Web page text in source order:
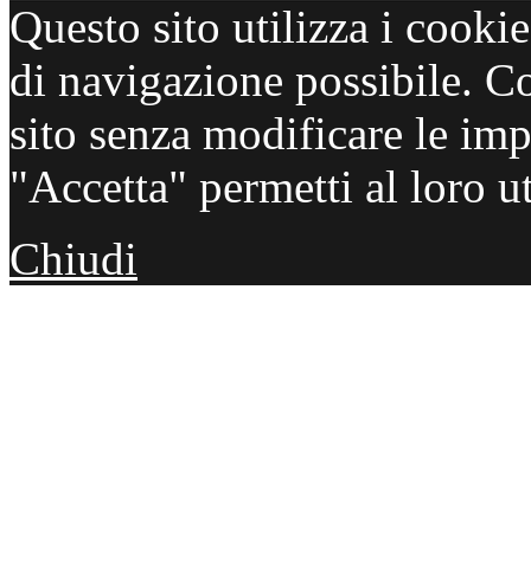
Questo sito utilizza i
di navigazione possibile.
sito senza modificare le
"Accetta" permetti al loro
Chiudi